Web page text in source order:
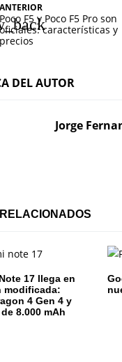
ANTERIOR
Poco F5 y Poco F5 Pro son
oficiales: características y
precios
DEL AUTOR
Jorge
17 llega en
modificada:
4 Gen 4 y
8.000 mAh